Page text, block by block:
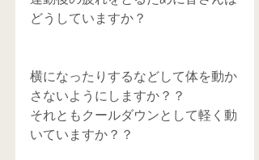
どうしていますか？
横になったりするなどして体を動か
さないようにしますか？？
それともクールダウンとして軽く動
いていますか？？